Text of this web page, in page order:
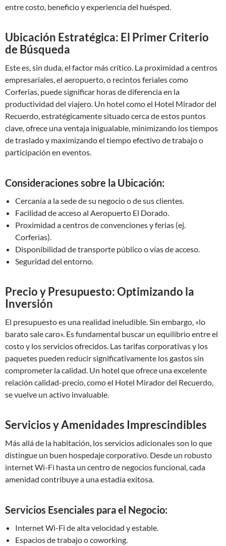
entre costo, beneficio y experiencia del huésped.
Ubicación Estratégica: El Primer Criterio
de Búsqueda
Este es, sin duda, el factor más crítico. La proximidad a centros
empresariales, el aeropuerto, o recintos feriales como
Corferias, puede significar horas de diferencia en la
productividad del viajero. Un hotel como el Hotel Mirador del
Recuerdo, estratégicamente situado cerca de estos puntos
clave, ofrece una ventaja inigualable, minimizando los tiempos
de traslado y maximizando el tiempo efectivo de trabajo o
participación en eventos.
Consideraciones sobre la Ubicación:
Cercanía a la sede de su negocio o de sus clientes.
Facilidad de acceso al Aeropuerto El Dorado.
Proximidad a centros de convenciones y ferias (ej.
Corferias).
Disponibilidad de transporte público o vías de acceso.
Seguridad del entorno.
Precio y Presupuesto: Optimizando la
Inversión
El presupuesto es una realidad ineludible. Sin embargo, «lo
barato sale caro». Es fundamental buscar un equilibrio entre el
costo y los servicios ofrecidos. Las tarifas corporativas y los
paquetes pueden reducir significativamente los gastos sin
comprometer la calidad. Un hotel que ofrece una excelente
relación calidad-precio, como el Hotel Mirador del Recuerdo,
se vuelve un activo invaluable.
Servicios y Amenidades Imprescindibles
Más allá de la habitación, los servicios adicionales son lo que
distingue un buen hospedaje corporativo. Desde un robusto
internet Wi-Fi hasta un centro de negocios funcional, cada
amenidad contribuye a una estadía exitosa.
Servicios Esenciales para el Negocio:
Internet Wi-Fi de alta velocidad y estable.
Espacios de trabajo o coworking.